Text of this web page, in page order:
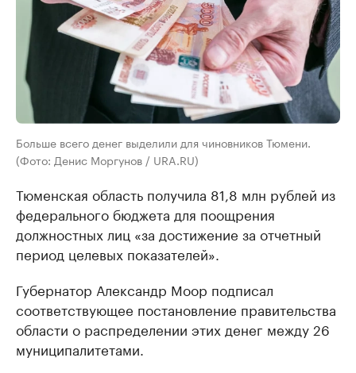
Больше всего денег выделили для чиновников Тюмени.
(Фото: Денис Моргунов / URA.RU)
Тюменская область получила 81,8 млн рублей из
федерального бюджета для поощрения
должностных лиц «за достижение за отчетный
период целевых показателей».
Губернатор Александр Моор подписал
соответствующее постановление правительства
области о распределении этих денег между 26
муниципалитетами.